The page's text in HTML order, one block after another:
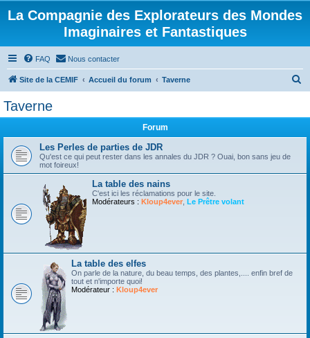
La Compagnie des Explorateurs des Mondes
Imaginaires et Fantastiques
FAQ Nous contacter
Site de la CEMIF Accueil du forum Taverne
Taverne
Forum
Les Perles de parties de JDR
Qu'est ce qui peut rester dans les annales du JDR ? Ouai, bon sans jeu de
mot foireux!
La table des nains
C'est ici les réclamations pour le site.
Modérateurs : Kloup4ever Le Prêtre volant
La table des elfes
On parle de la nature, du beau temps, des plantes,.... enfin bref de
tout et n'importe quoi!
Modérateur : Kloup4ever